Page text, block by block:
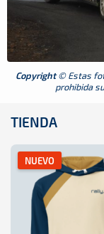
Copyright© Estas
prohibida
TIENDA
NUEVO